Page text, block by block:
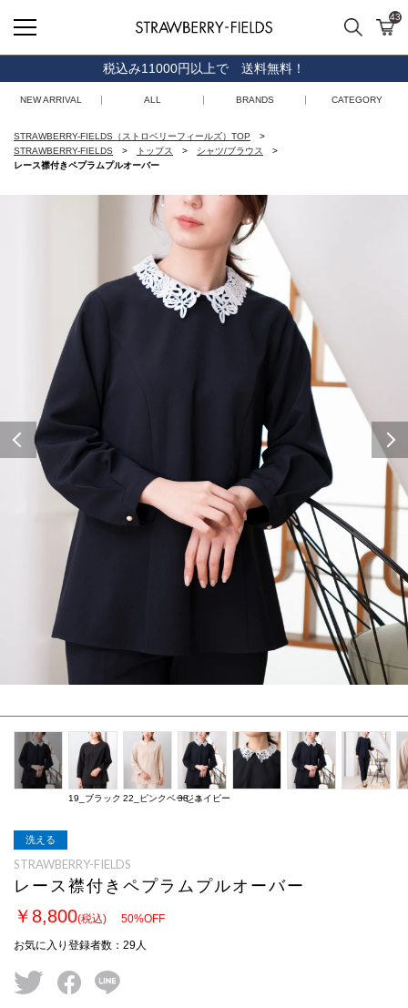
STRAWBERRY-FIELDS
検索 カ
43
税込み11000円以上で 送料無料！
NEW ARRIVAL ALL BRANDS CATEGORY
STRAWBERRY-FIELDS（ストロベリーフィールズ）TOP
STRAWBERRY-FIELDS
トップス
シャツ/ブラウス
レース襟付きペプラムプルオーバー
Previous
19_ブラック 22_ピンクベージュ38_ネイビー
洗える
STRAWBERRY-FIELDS
レース襟付きペプラムプルオーバー
￥8,800(税込) 50%OFF
お気に入り登録者数 ： 29人
twitter facebook